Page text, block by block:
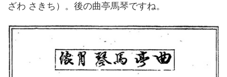
ざわ さきち）。後の曲亭馬琴ですね。